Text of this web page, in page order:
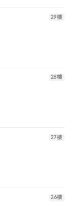
29楼
28楼
27楼
26楼